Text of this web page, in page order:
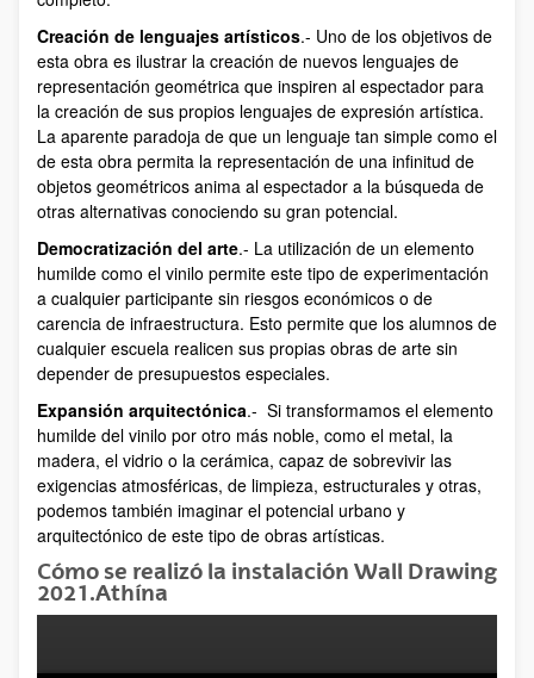
Creación de lenguajes artísticos.- Uno de los objetivos de
esta obra es ilustrar la creación de nuevos lenguajes de
representación geométrica que inspiren al espectador para
la creación de sus propios lenguajes de expresión artística.
La aparente paradoja de que un lenguaje tan simple como el
de esta obra permita la representación de una infinitud de
objetos geométricos anima al espectador a la búsqueda de
otras alternativas conociendo su gran potencial.
Democratización del arte.- La utilización de un elemento
humilde como el vinilo permite este tipo de experimentación
a cualquier participante sin riesgos económicos o de
carencia de infraestructura. Esto permite que los alumnos de
cualquier escuela realicen sus propias obras de arte sin
depender de presupuestos especiales.
Expansión arquitectónica.- Si transformamos el elemento
humilde del vinilo por otro más noble, como el metal, la
madera, el vidrio o la cerámica, capaz de sobrevivir las
exigencias atmosféricas, de limpieza, estructurales y otras,
podemos también imaginar el potencial urbano y
arquitectónico de este tipo de obras artísticas.
Cómo se realizó la instalación Wall Drawing
2021.Athína